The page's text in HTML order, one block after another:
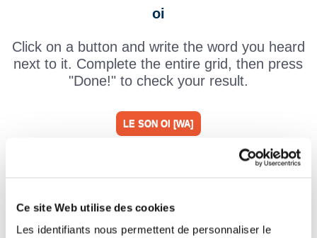
Ce site Web utilise des cookies
Les identifiants nous permettent de personnaliser le
oi
Click on a button and write the word you heard
next to it. Complete the entire grid, then press
"Done!" to check your result.
LE SON OI [WA]